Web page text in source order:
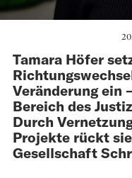
Tamara Höfer
Veränderung ein
Bereich des
Durch
Projekte rückt
Gesellschaft